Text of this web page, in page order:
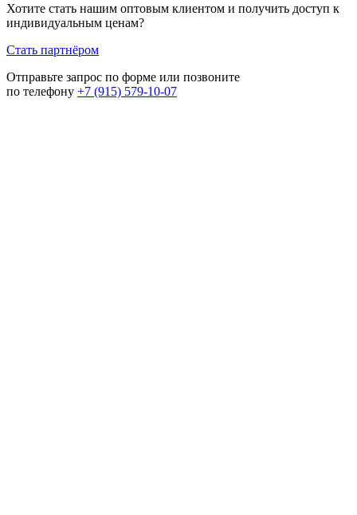
Хотите стать нашим оптовым клиентом и получить доступ к
индивидуальным ценам?
Стать партнёром
Отправьте запрос по форме или позвоните
по телефону +7 (915) 579-10-07